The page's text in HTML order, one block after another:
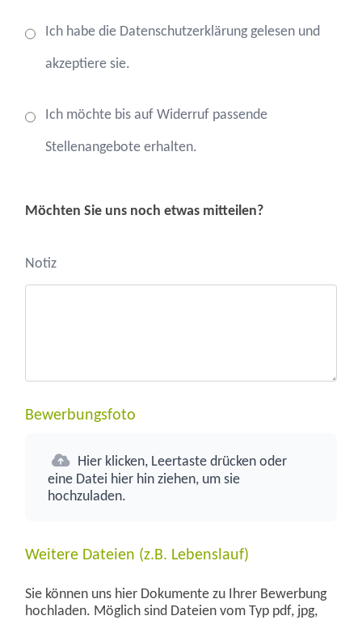
Ich habe die Datenschutzerklärung gelesen und
akzeptiere sie.
Ich möchte bis auf Widerruf passende
Stellenangebote erhalten.
Möchten Sie uns noch etwas mitteilen?
Notiz
Bewerbungsfoto
Hier klicken, Leertaste drücken oder
eine Datei hier hin ziehen, um sie
hochzuladen.
Weitere Dateien (z.B. Lebenslauf)
Sie können uns hier Dokumente zu Ihrer Bewerbung
hochladen. Möglich sind Dateien vom Typ pdf, jpg,